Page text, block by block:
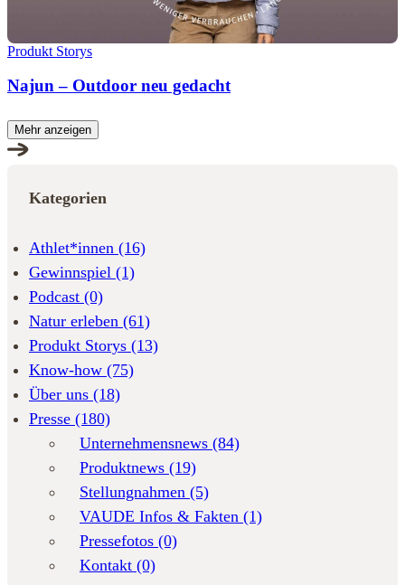
Produkt Storys
Najun – Outdoor neu gedacht
Mehr anzeigen
Kategorien
Athlet*innen (16)
Gewinnspiel (1)
Podcast (0)
Natur erleben (61)
Produkt Storys (13)
Know-how (75)
Über uns (18)
Presse (180)
Unternehmensnews (84)
Produktnews (19)
Stellungnahmen (5)
VAUDE Infos & Fakten (1)
Pressefotos (0)
Kontakt (0)